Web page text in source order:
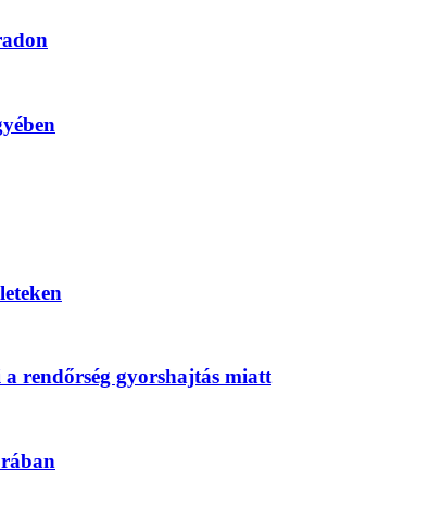
rendőrség gyorshajtás miatt